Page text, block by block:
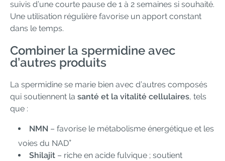
suivis d’une courte pause de 1 à 2 semaines si souhaité.
Une utilisation régulière favorise un apport constant
dans le temps.
Combiner la spermidine avec
d’autres produits
La spermidine se marie bien avec d’autres composés
qui soutiennent la santé et la vitalité cellulaires, tels
que :
NMN – favorise le métabolisme énergétique et les
voies du NAD+
Shilajit – riche en acide fulvique ; soutient